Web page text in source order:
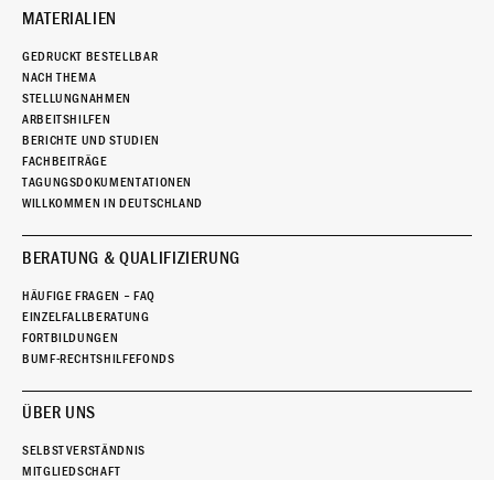
MATERIALIEN
GEDRUCKT BESTELLBAR
NACH THEMA
STELLUNGNAHMEN
ARBEITSHILFEN
BERICHTE UND STUDIEN
FACHBEITRÄGE
TAGUNGSDOKUMENTATIONEN
WILLKOMMEN IN DEUTSCHLAND
BERATUNG & QUALIFIZIERUNG
HÄUFIGE FRAGEN – FAQ
EINZELFALLBERATUNG
FORTBILDUNGEN
BUMF-RECHTSHILFEFONDS
ÜBER UNS
SELBSTVERSTÄNDNIS
MITGLIEDSCHAFT